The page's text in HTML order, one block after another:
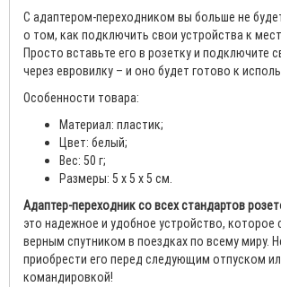
С адаптером-переходником вы больше не
о том, как подключить свои устройства к
Просто вставьте его в розетку и подключите
через евровилку – и оно будет готово к
Особенности товара:
Материал: пластик;
Цвет: белый;
Вес: 50 г;
Размеры: 5 х 5 х 5 см.
Адаптер-переходник со всех стандартов
это надежное и удобное устройство, которое
верным спутником в поездках по всему миру.
приобрести его перед следующим отпуском
командировкой!